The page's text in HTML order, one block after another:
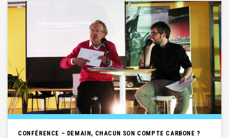
CONFÉRENCE – DEMAIN, CHACUN SON COMPTE CARBONE ?